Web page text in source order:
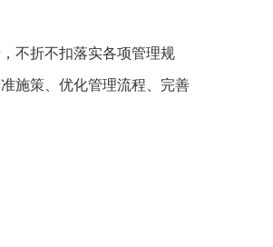
不折不扣落实各项管理规
施策、优化管理流程、完善